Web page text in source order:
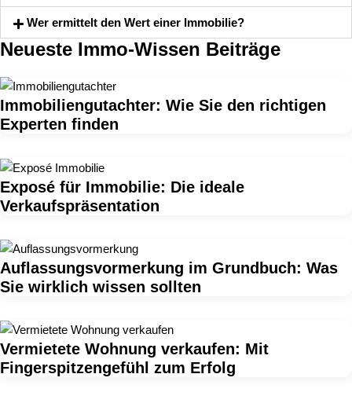
Wer ermittelt den Wert einer Immobilie?
Neueste Immo-Wissen Beiträge
Immobiliengutachter: Wie Sie den richtigen
Experten finden
Exposé für Immobilie: Die ideale
Verkaufspräsentation
Auflassungsvormerkung im Grundbuch: Was
Sie wirklich wissen sollten
Vermietete Wohnung verkaufen: Mit
Fingerspitzengefühl zum Erfolg